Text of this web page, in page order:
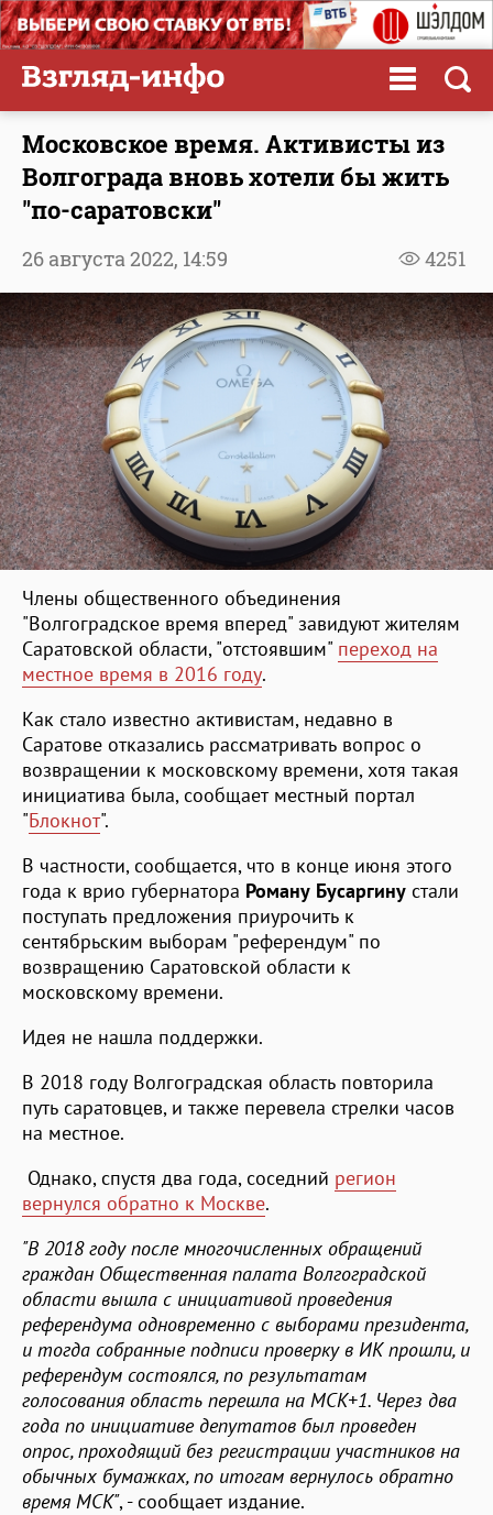
Московское время. Активисты из
Волгограда вновь хотели бы жить
"по-саратовски"
4251
26 августа 2022, 14:59
Члены общественного объединения
"Волгоградское время вперед" завидуют жителям
Саратовской области, "отстоявшим" переход на
местное время в 2016 году.
Как стало известно активистам, недавно в
Саратове отказались рассматривать вопрос о
возвращении к московскому времени, хотя такая
инициатива была, сообщает местный портал
"Блокнот".
В частности, сообщается, что в конце июня этого
года к врио губернатора Роману Бусаргину стали
поступать предложения приурочить к
сентябрьским выборам "референдум" по
возвращению Саратовской области к
московскому времени.
Идея не нашла поддержки.
В 2018 году Волгоградская область повторила
путь саратовцев, и также перевела стрелки часов
на местное.
Однако, спустя два года, соседний регион
вернулся обратно к Москве.
"В 2018 году после многочисленных обращений
граждан Общественная палата Волгоградской
области вышла с инициативой проведения
референдума одновременно с выборами президента,
и тогда собранные подписи проверку в ИК прошли, и
референдум состоялся, по результатам
голосования область перешла на МСК+1. Через два
года по инициативе депутатов был проведен
опрос, проходящий без регистрации участников на
обычных бумажках, по итогам вернулось обратно
время МСК", - сообщает издание.